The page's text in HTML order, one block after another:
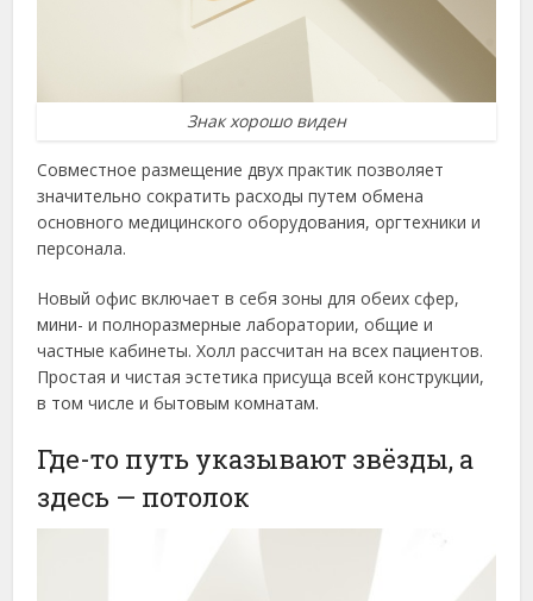
Знак хорошо виден
Совместное размещение двух практик позволяет
значительно сократить расходы путем обмена
основного медицинского оборудования, оргтехники и
персонала.
Новый офис включает в себя зоны для обеих сфер,
мини- и полноразмерные лаборатории, общие и
частные кабинеты. Холл рассчитан на всех пациентов.
Простая и чистая эстетика присуща всей конструкции,
в том числе и бытовым комнатам.
Где-то путь указывают звёзды, а
здесь — потолок